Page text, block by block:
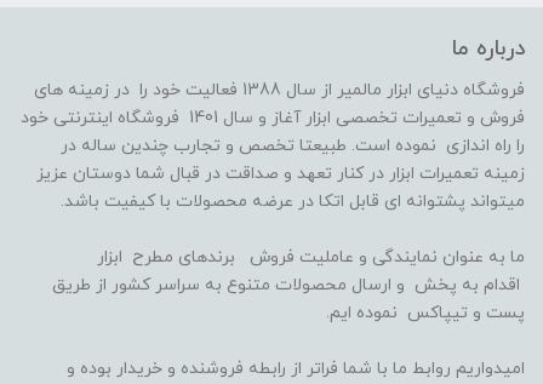
درباره ما
فروشگاه دنیای ابزار مالمیر از سال 1388 فعالیت خود را در زمینه های
فروش و تعمیرات تخصصی ابزار آغاز و سال 1401 فروشگاه اینترنتی خود
را راه اندازی نموده است. طبیعتا تخصص و تجارب چندین ساله در
زمینه تعمیرات ابزار در کنار تعهد و صداقت در قبال شما دوستان عزیز
میتواند پشتوانه ای قابل اتکا در عرضه محصولات با کیفیت باشد.
ما به عنوان نمایندگی و عاملیت فروش برندهای مطرح ابزار
اقدام به پخش و ارسال محصولات متنوع به سراسر کشور از طریق
پست و تیپاکس نموده ایم.
امیدواریم روابط ما با شما فراتر از رابطه فروشنده و خریدار بوده و